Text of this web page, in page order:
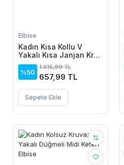
Elbise
Kadın Kısa Kollu V
Yakalı Kısa Janjan Krep
Elbise
%50
1.315,99 TL
657,99 TL
Sepete Ekle